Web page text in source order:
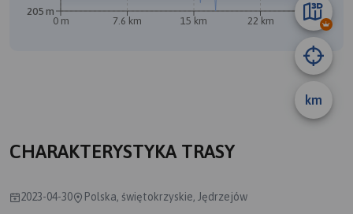
km
0 m 7.6 km 15 km 22 km 30 km
205 m
CHARAKTERYSTYKA TRASY
2023-04-30 Polska, świętokrzyskie, Jędrzejów